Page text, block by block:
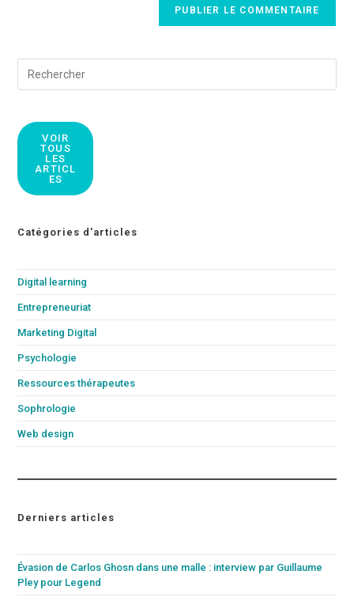
VOIR
TOUS
LES
ARTICL
ES
Catégories d'articles
Digital learning
Entrepreneuriat
Marketing Digital
Psychologie
Ressources thérapeutes
Sophrologie
Web design
Derniers articles
Évasion de Carlos Ghosn dans une malle : interview par Guillaume
Pley pour Legend